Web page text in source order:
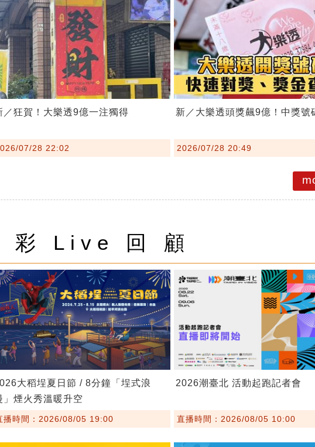
／狂賀！大樂透9億一注獨得
07/28 22:02
新／大樂透頭獎飆9億！中獎號
2026/07/28 20:49
彩 Live 回 顧
大稻埕夏日節 / 8分鐘「埕式浪
」煙火秀溫暖升空
播時間：2026/08/05 19:00
2026潮臺北 活動起跑記者會
直播時間：2026/08/05 10:00